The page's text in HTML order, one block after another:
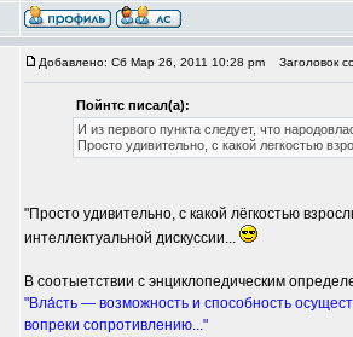
Добавлено: Сб Мар 26, 2011 10:28 pm Заголовок
Пойнтс писал(а):
И из первого пункта следует, что
Просто удивительно, с какой легкостью
"Просто удивительно, с какой лёгкостью
интеллектуальной дискуссии...
В соотыетствии с энциклопедическим
"Вла́сть — возможность и способность
вопреки сопротивлению..."